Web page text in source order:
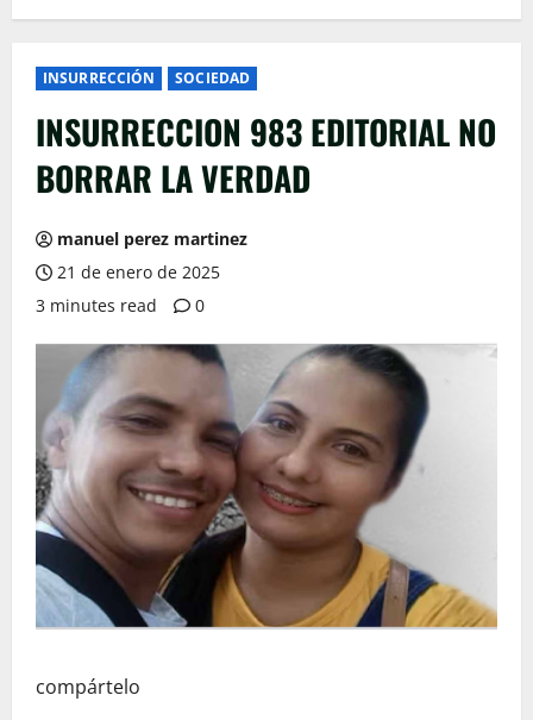
INSURRECCIÓN SOCIEDAD
INSURRECCION 983 EDITORIAL NO
BORRAR LA VERDAD
manuel perez martinez
21 de enero de 2025
3 minutes read
0
compártelo